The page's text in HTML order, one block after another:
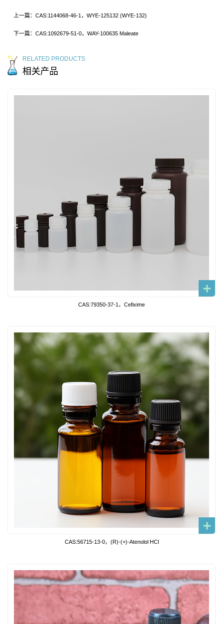
上一篇：CAS:1144068-46-1，WYE-125132 (WYE-132)
下一篇：CAS:1092679-51-0，WAY-100635 Maleate
RELATED PRODUCTS
相关产品
CAS:79350-37-1，Cefixime
CAS:56715-13-0，(R)-(+)-Atenolol HCl